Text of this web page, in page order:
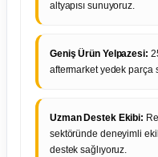
altyapısı sunuyoruz.
Geniş Ürün Yelpazesi:
aftermarket yedek parça
Uzman Destek Ekibi:
sektöründe deneyimli
destek sağlıyoruz.